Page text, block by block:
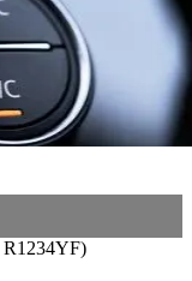
R1234YF)